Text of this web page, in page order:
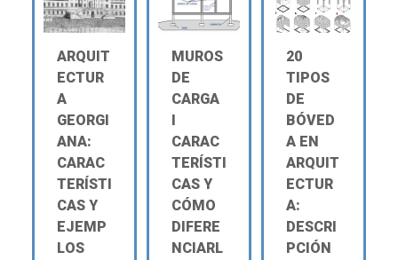
ARQUIT
ECTUR
A
GEORGI
ANA:
CARAC
TERÍSTI
CAS Y
EJEMP
LOS
MUROS
DE
CARGA
Ι
CARAC
TERÍSTI
CAS Y
CÓMO
DIFERE
NCIARL
20
TIPOS
DE
BÓVED
A EN
ARQUIT
ECTUR
A:
DESCRI
PCIÓN